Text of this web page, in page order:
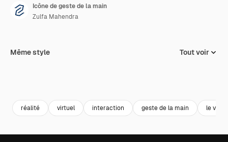
Icône de geste de la main
Zulfa Mahendra
Même style Tout voir
réalité virtuel interaction geste de la main le vr